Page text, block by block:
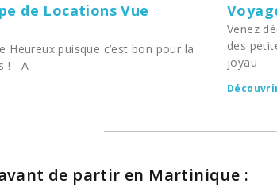
de Locations Vue
Heureux puisque c’est bon pour la
! A
Venez
des
joyau
de partir en Martinique :